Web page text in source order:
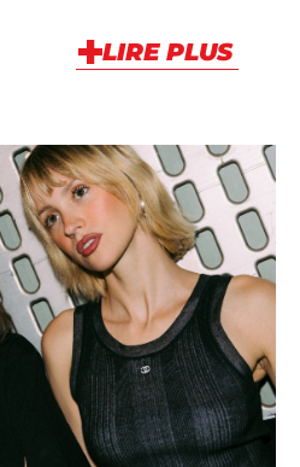
LIRE PLUS
,ARTISTES,
,DJS,
,NEWS